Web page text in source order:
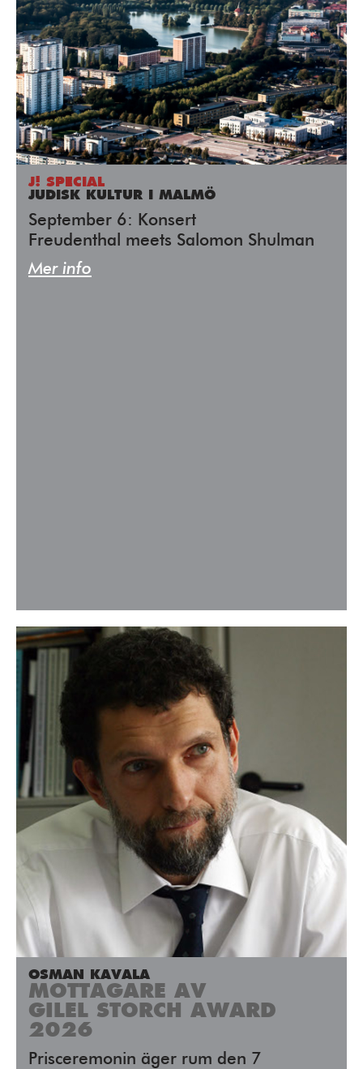
J! SPECIAL
JUDISK KULTUR I MALMÖ
September 6: Konsert
Freudenthal meets Salomon Shulman
Mer info
OSMAN KAVALA
MOTTAGARE AV
GILEL STORCH AWARD
2026
Prisceremonin äger rum den 7